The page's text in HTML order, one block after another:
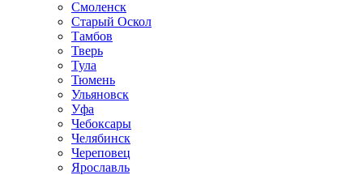
Смоленск
Старый Оскол
Тамбов
Тверь
Тула
Тюмень
Ульяновск
Уфа
Чебоксары
Челябинск
Череповец
Ярославль